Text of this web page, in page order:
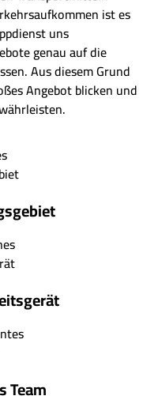
ist es
uns
genau auf die
Aus diesem Grund
Angebot blicken und
Team